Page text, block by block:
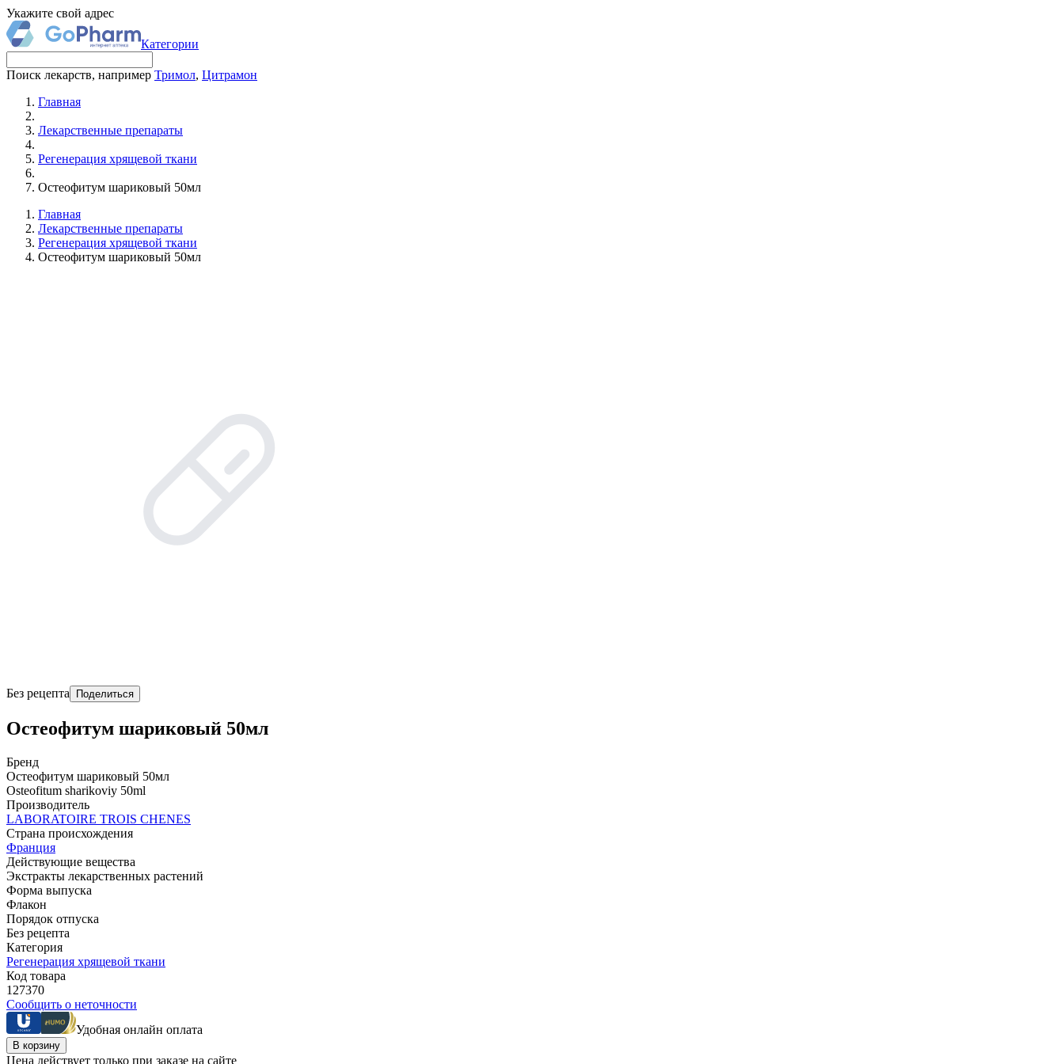
Укажите свой адрес
Категории
Поиск лекарств, например Тримол, Цитрамон
Главная
Лекарственные препараты
Регенерация хрящевой ткани
Остеофитум шариковый 50мл
Главная
Лекарственные препараты
Регенерация хрящевой ткани
Остеофитум шариковый 50мл
Без рецепта Поделиться
Остеофитум шариковый 50мл
Бренд
Остеофитум шариковый 50мл
Osteofitum sharikoviy 50ml
Производитель
LABORATOIRE TROIS CHENES
Страна происхождения
Франция
Действующие вещества
Экстракты лекарственных растений
Форма выпуска
Флакон
Порядок отпуска
Без рецепта
Категория
Регенерация хрящевой ткани
Код товара
127370
Сообщить о неточности
Удобная онлайн оплата
В корзину
Цена действует только при заказе на сайте